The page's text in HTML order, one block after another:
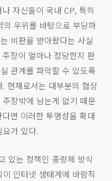
자신들이 국내 CP, 특히
우위를 바탕으로 부당하
비판을 받아왔다는 사실
장이 얼마나 정당한지 판
관계를 파악할 수 있도록
현재로서는 대부분의 협상
장밖에 남는게 없기 때문
면 이러한 투명성을 확대
가 있다.
있는 정책인 종량제 방식
인터넷 생태계에 바람직